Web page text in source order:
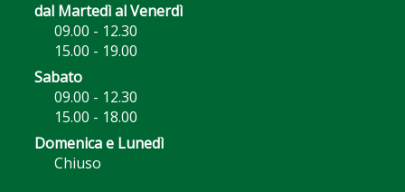
dal Martedì al Venerdì
09.00 - 12.30
15.00 - 19.00
Sabato
09.00 - 12.30
15.00 - 18.00
Domenica e Lunedì
Chiuso